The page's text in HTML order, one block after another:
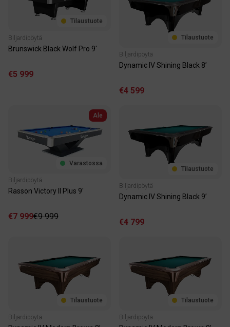
Tilaustuote
Biljardipöytä
Brunswick Black Wolf Pro 9'
€5 999
Tilaustuote
Biljardipöytä
Dynamic IV Shining Black 8’
€4 599
Ale
Varastossa
Biljardipöytä
Rasson Victory II Plus 9'
€7 999€9 999
Tilaustuote
Biljardipöytä
Dynamic IV Shining Black 9’
€4 799
Tilaustuote
Biljardipöytä
Tilaustuote
Biljardipöytä